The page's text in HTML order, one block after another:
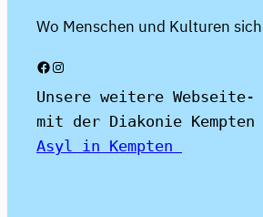
Wo Menschen und Kulturen
Facebook Instagram
Unsere weitere Webseite-
mit der Diakonie Kempten
Asyl in Kempten